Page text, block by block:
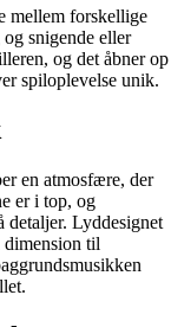
mellem forskellige
snigende eller
og det åbner op
spiloplevelse unik.
en atmosfære, der
er i top, og
detaljer. Lyddesignet
til